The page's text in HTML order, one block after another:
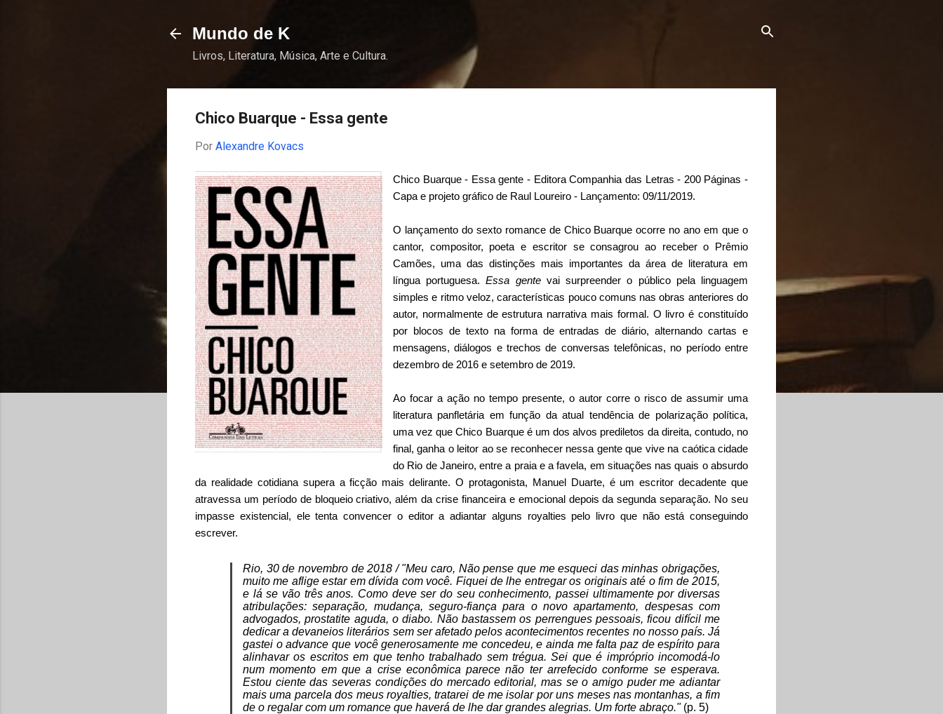
Mundo de K
Livros, Literatura, Música, Arte e Cultura.
Chico Buarque - Essa gente
Por Alexandre Kovacs
Chico Buarque - Essa gente - Editora Companhia das Letras - 200 Páginas -
Capa e projeto gráfico de Raul Loureiro - Lançamento: 09/11/2019.
O lançamento do sexto romance de Chico Buarque ocorre no ano em que o
cantor, compositor, poeta e escritor se consagrou ao receber o Prêmio
Camões, uma das distinções mais importantes da área de literatura em
língua portuguesa.Essa gente vai surpreender o público pela linguagem
simples e ritmo veloz, características pouco comuns nas obras anteriores do
autor, normalmente de estrutura narrativa mais formal. O livro é constituído
por blocos de texto na forma de entradas de diário, alternando cartas e
mensagens, diálogos e trechos de conversas telefônicas, no período entre
dezembro de 2016 e setembro de 2019.
Ao focar a ação no tempo presente, o autor corre o risco de assumir uma
literatura panfletária em função da atual tendência de polarização política,
uma vez que Chico Buarque é um dos alvos prediletos da direita, contudo, no
final, ganha o leitor ao se reconhecer nessa gente que vive na caótica cidade
do Rio de Janeiro, entre a praia e a favela, em situações nas quais o absurdo
da realidade cotidiana supera a ficção mais delirante. O protagonista, Manuel Duarte, é um escritor decadente que
atravessa um período de bloqueio criativo, além da crise financeira e emocional depois da segunda separação. No seu
impasse existencial, ele tenta convencer o editor a adiantar alguns royalties pelo livro que não está conseguindo
escrever.
Rio, 30 de novembro de 2018 / "Meu caro, Não pense que me esqueci das minhas obrigações,
muito me aflige estar em dívida com você. Fiquei de lhe entregar os originais até o fim de 2015,
e lá se vão três anos. Como deve ser do seu conhecimento, passei ultimamente por diversas
atribulações: separação, mudança, seguro-fiança para o novo apartamento, despesas com
advogados, prostatite aguda, o diabo. Não bastassem os perrengues pessoais, ficou difícil me
dedicar a devaneios literários sem ser afetado pelos acontecimentos recentes no nosso país. Já
gastei o advance que você generosamente me concedeu, e ainda me falta paz de espírito para
alinhavar os escritos em que tenho trabalhado sem trégua. Sei que é impróprio incomodá-lo
num momento em que a crise econômica parece não ter arrefecido conforme se esperava.
Estou ciente das severas condições do mercado editorial, mas se o amigo puder me adiantar
mais uma parcela dos meus royalties, tratarei de me isolar por uns meses nas montanhas, a fim
de o regalar com um romance que haverá de lhe dar grandes alegrias. Um forte abraço."(p. 5)